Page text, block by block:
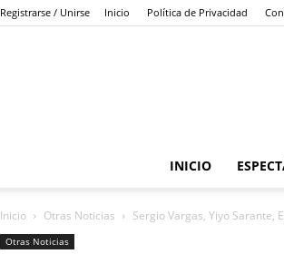
Registrarse / Unirse Inicio Política de Privacidad
INICIO
Inicio Otras Noticias Sergio Vargas, Yiyo Sarante,
Otras Noticias